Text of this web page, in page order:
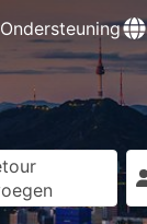
Ondersteuning